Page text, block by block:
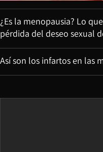
¿Es la menopausia? Lo
pérdida del deseo sexual
Así son los infartos en las